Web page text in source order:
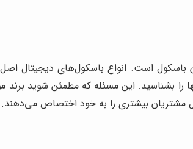
است. انواع باسکول‌های دیجیتال اصل
را بشناسید. این مسئله که مطمئن شوید
مشتریان بیشتری را به خود اختصاص می‌دهند.